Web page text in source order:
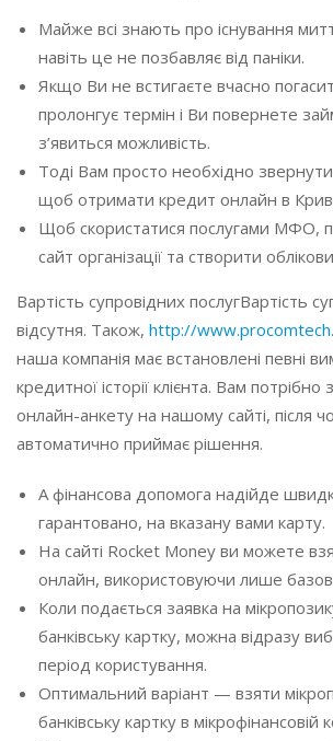
Майже всі знають про існування
навіть це не позбавляє від паніки.
Якщо Ви не встигаєте вчасно
пролонгує термін і Ви повернете
з’явиться можливість.
Тоді Вам просто необхідно
щоб отримати кредит онлайн в
Щоб скористатися послугами МФО,
сайт організації та створити
Вартість супровідних послугВартість
відсутня. Також, http://
наша компанія має встановлені певні
кредитної історії клієнта. Вам потрібно
онлайн-анкету на нашому сайті, після
автоматично приймає рішення.
А фінансова допомога надійде
гарантовано, на вказану вами карту.
На сайті Rocket Money ви можете
онлайн, використовуючи лише
Коли подається заявка на
банківську картку, можна відразу
період користування.
Оптимальний варіант — взяти
банківську картку в мікрофінансовій